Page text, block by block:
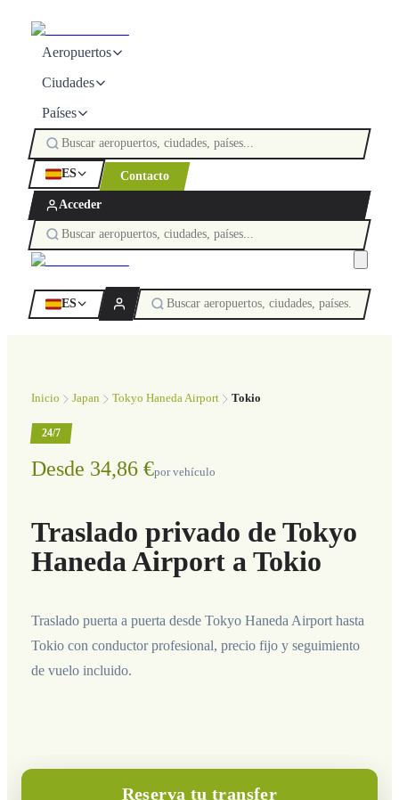
Aeropuertos
Ciudades
Países
ES Contacto
Acceder
ES
Inicio Japan Tokyo Haneda Airport Tokio
24/7
Desde 34,86 €por vehículo
Traslado privado de Tokyo
Haneda Airport a Tokio
Traslado puerta a puerta desde Tokyo Haneda Airport hasta
Tokio con conductor profesional, precio fijo y seguimiento
de vuelo incluido.
Reserva tu transfer